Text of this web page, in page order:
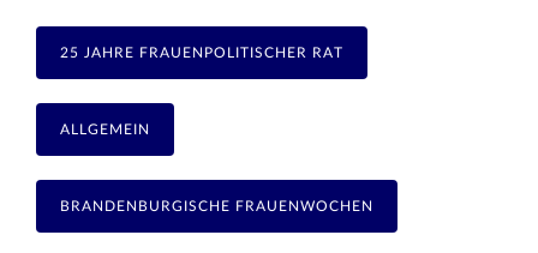
25 JAHRE FRAUENPOLITISCHER RAT
ALLGEMEIN
BRANDENBURGISCHE FRAUENWOCHEN